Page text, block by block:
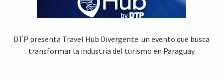
DTP presenta Travel Hub Divergente: un evento que busca
transformar la industria del turismo en Paraguay